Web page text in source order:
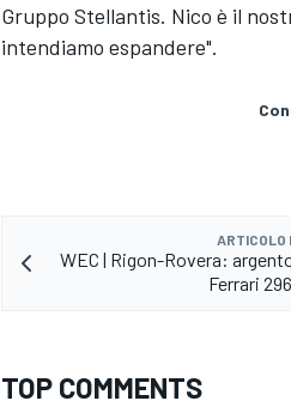
Gruppo Stellantis. Nico è il
intendiamo espandere".
ARTICOLO
WEC | Rigon-Rovera:
Ferrari
TOP COMMENTS